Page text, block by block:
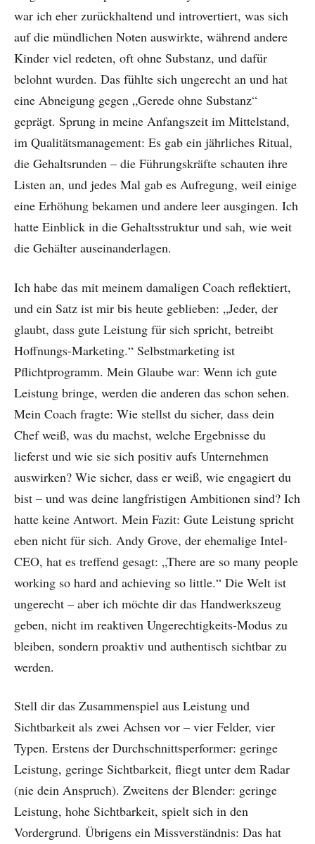
war ich eher zurückhaltend und introvertiert, was sich
auf die mündlichen Noten auswirkte, während andere
Kinder viel redeten, oft ohne Substanz, und dafür
belohnt wurden. Das fühlte sich ungerecht an und hat
eine Abneigung gegen „Gerede ohne Substanz“
geprägt. Sprung in meine Anfangszeit im Mittelstand,
im Qualitätsmanagement: Es gab ein jährliches Ritual,
die Gehaltsrunden – die Führungskräfte schauten ihre
Listen an, und jedes Mal gab es Aufregung, weil einige
eine Erhöhung bekamen und andere leer ausgingen. Ich
hatte Einblick in die Gehaltsstruktur und sah, wie weit
die Gehälter auseinanderlagen.
Ich habe das mit meinem damaligen Coach reflektiert,
und ein Satz ist mir bis heute geblieben: „Jeder, der
glaubt, dass gute Leistung für sich spricht, betreibt
Hoffnungs-Marketing.“ Selbstmarketing ist
Pflichtprogramm. Mein Glaube war: Wenn ich gute
Leistung bringe, werden die anderen das schon sehen.
Mein Coach fragte: Wie stellst du sicher, dass dein
Chef weiß, was du machst, welche Ergebnisse du
lieferst und wie sie sich positiv aufs Unternehmen
auswirken? Wie sicher, dass er weiß, wie engagiert du
bist – und was deine langfristigen Ambitionen sind? Ich
hatte keine Antwort. Mein Fazit: Gute Leistung spricht
eben nicht für sich. Andy Grove, der ehemalige Intel-
CEO, hat es treffend gesagt: „There are so many people
working so hard and achieving so little.“ Die Welt ist
ungerecht – aber ich möchte dir das Handwerkszeug
geben, nicht im reaktiven Ungerechtigkeits-Modus zu
bleiben, sondern proaktiv und authentisch sichtbar zu
werden.
Stell dir das Zusammenspiel aus Leistung und
Sichtbarkeit als zwei Achsen vor – vier Felder, vier
Typen. Erstens der Durchschnittsperformer: geringe
Leistung, geringe Sichtbarkeit, fliegt unter dem Radar
(nie dein Anspruch). Zweitens der Blender: geringe
Leistung, hohe Sichtbarkeit, spielt sich in den
Vordergrund. Übrigens ein Missverständnis: Das hat